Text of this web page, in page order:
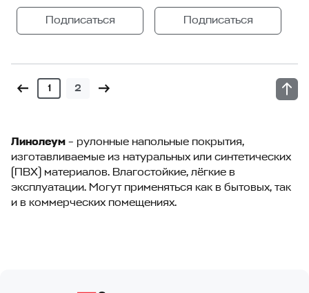
Подписаться Подписаться
1 2
Линолеум – рулонные напольные покрытия,
изготавливаемые из натуральных или синтетических
(ПВХ) материалов. Влагостойкие, лёгкие в
эксплуатации. Могут применяться как в бытовых, так
и в коммерческих помещениях.